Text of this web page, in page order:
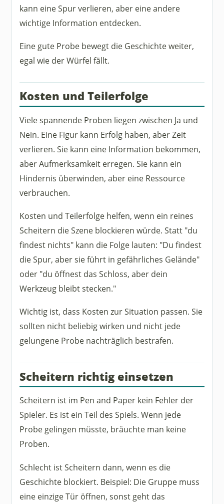
kann eine Spur verlieren, aber eine andere
wichtige Information entdecken.
Eine gute Probe bewegt die Geschichte weiter,
egal wie der Würfel fällt.
Kosten und Teilerfolge
Viele spannende Proben liegen zwischen Ja und
Nein. Eine Figur kann Erfolg haben, aber Zeit
verlieren. Sie kann eine Information bekommen,
aber Aufmerksamkeit erregen. Sie kann ein
Hindernis überwinden, aber eine Ressource
verbrauchen.
Kosten und Teilerfolge helfen, wenn ein reines
Scheitern die Szene blockieren würde. Statt "du
findest nichts" kann die Folge lauten: "Du findest
die Spur, aber sie führt in gefährliches Gelände"
oder "du öffnest das Schloss, aber dein
Werkzeug bleibt stecken."
Wichtig ist, dass Kosten zur Situation passen. Sie
sollten nicht beliebig wirken und nicht jede
gelungene Probe nachträglich bestrafen.
Scheitern richtig einsetzen
Scheitern ist im Pen and Paper kein Fehler der
Spieler. Es ist ein Teil des Spiels. Wenn jede
Probe gelingen müsste, bräuchte man keine
Proben.
Schlecht ist Scheitern dann, wenn es die
Geschichte blockiert. Beispiel: Die Gruppe muss
eine einzige Tür öffnen, sonst geht das